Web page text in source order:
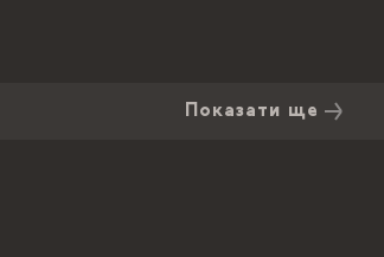
Показати ще